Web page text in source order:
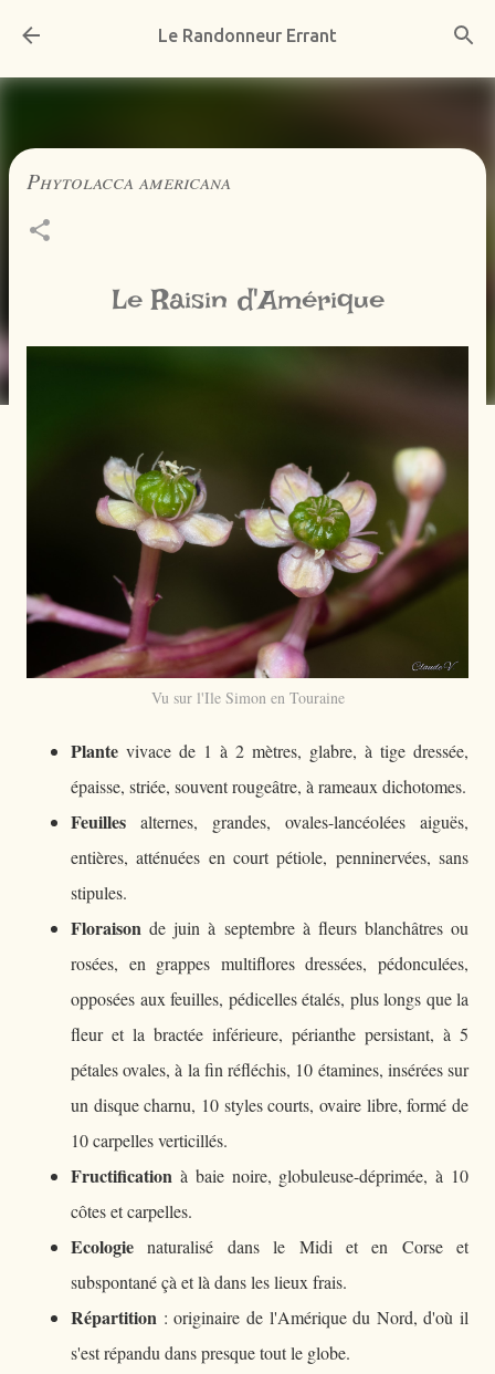
Accéder au contenu principal
Le Randonneur Errant
Phytolacca americana
Le Raisin d'Amérique
Vu sur l'Ile Simon en Touraine
Plante vivace de 1 à 2 mètres, glabre, à tige dressée,
épaisse, striée, souvent rougeâtre, à rameaux dichotomes.
Feuilles alternes, grandes, ovales-lancéolées aiguës,
entières, atténuées en court pétiole, penninervées, sans
stipules.
Floraison de juin à septembre à fleurs blanchâtres ou
rosées, en grappes multiflores dressées, pédonculées,
opposées aux feuilles, pédicelles étalés, plus longs que la
fleur et la bractée inférieure, périanthe persistant, à 5
pétales ovales, à la fin réfléchis, 10 étamines, insérées sur
un disque charnu, 10 styles courts, ovaire libre, formé de
10 carpelles verticillés.
Fructification à baie noire, globuleuse-déprimée, à 10
côtes et carpelles.
Ecologie naturalisé dans le Midi et en Corse et
subspontané çà et là dans les lieux frais.
Répartition : originaire de l'Amérique du Nord, d'où il
s'est répandu dans presque tout le globe.